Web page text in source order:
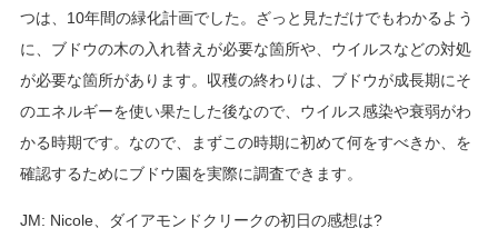
つは、10年間の緑化計画でした。ざっと見ただけでもわかるよう
に、ブドウの木の入れ替えが必要な箇所や、ウイルスなどの対処
が必要な箇所があります。収穫の終わりは、ブドウが成長期にそ
のエネルギーを使い果たした後なので、ウイルス感染や衰弱がわ
かる時期です。なので、まずこの時期に初めて何をすべきか、を
確認するためにブドウ園を実際に調査できます。
JM: Nicole、ダイアモンドクリークの初日の感想は?